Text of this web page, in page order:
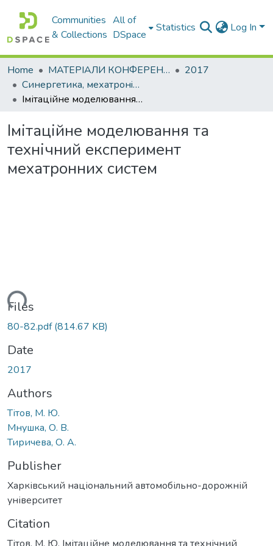
Communities
& Collections
All of
DSpace
Statistics Log In
Home МАТЕРІАЛИ КОНФЕРЕНЦІЙ
2017
Синергетика, мехатронiка, телематика дорожнiх машин i систем у навчальному процесi та науцi
Імітаційне моделювання та технічний експеримент мехатронних систем
Імітаційне моделювання та
технічний експеримент
мехатронних систем
Files
80-82.pdf(814.67 KB)
Date
2017
Authors
Тітов, М. Ю.
Мнушка, О. В.
Тиричева, О. А.
Publisher
Харківський національний автомобільно-дорожній
університет
Citation